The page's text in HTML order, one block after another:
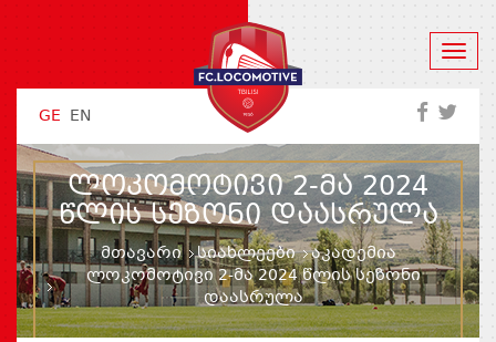
GE EN
ᲚᲝᲙᲝᲛᲝᲢᲘᲕᲘ 2-ᲛᲐ 2024
ᲬᲚᲘᲡ ᲡᲔᲖᲝᲜᲘ ᲓᲐᲐᲡᲠᲣᲚᲐ
მთავარი სიახლეები
აკადემია
ლოკომოტივი 2-მა 2024 წლის სეზონი
დაასრულა